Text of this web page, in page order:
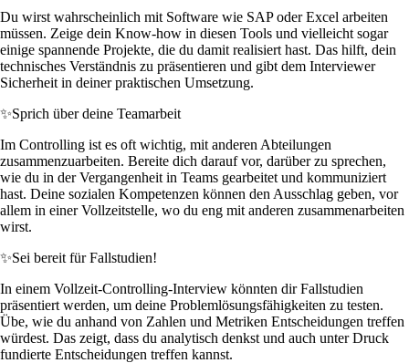
Du wirst wahrscheinlich mit Software wie SAP oder Excel arbeiten
müssen. Zeige dein Know-how in diesen Tools und vielleicht sogar
einige spannende Projekte, die du damit realisiert hast. Das hilft, dein
technisches Verständnis zu präsentieren und gibt dem Interviewer
Sicherheit in deiner praktischen Umsetzung.
✨Sprich über deine Teamarbeit
Im Controlling ist es oft wichtig, mit anderen Abteilungen
zusammenzuarbeiten. Bereite dich darauf vor, darüber zu sprechen,
wie du in der Vergangenheit in Teams gearbeitet und kommuniziert
hast. Deine sozialen Kompetenzen können den Ausschlag geben, vor
allem in einer Vollzeitstelle, wo du eng mit anderen zusammenarbeiten
wirst.
✨Sei bereit für Fallstudien!
In einem Vollzeit-Controlling-Interview könnten dir Fallstudien
präsentiert werden, um deine Problemlösungsfähigkeiten zu testen.
Übe, wie du anhand von Zahlen und Metriken Entscheidungen treffen
würdest. Das zeigt, dass du analytisch denkst und auch unter Druck
fundierte Entscheidungen treffen kannst.